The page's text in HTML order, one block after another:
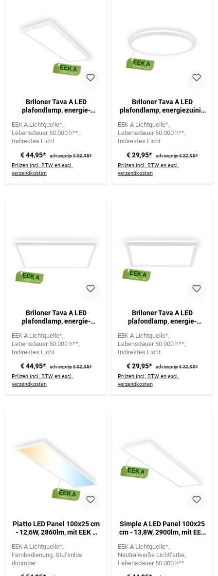
Briloner Tava A LED
plafondlamp, energie-
EEK A Lichtquelle*
Lebensdauer 50.000 h**
Indirektes Licht
€ 44,95* adviesprijs€ 52,95*
Prijzen incl. BTW en excl.
verzendkosten
Briloner Tava A LED
plafondlamp, energiezuinig
wit
EEK A Lichtquelle*
Lebensdauer 50.000 h**
Indirektes Licht
€ 29,95* adviesprijs€ 32,95*
Prijzen incl. BTW en excl.
verzendkosten
Briloner Tava A LED
plafondlamp, energie-
EEK A Lichtquelle*
Lebensdauer 50.000 h**
Indirektes Licht
€ 44,95* adviesprijs€ 52,95*
Prijzen incl. BTW en excl.
verzendkosten
Briloner Tava A LED
plafondlamp, energie-
achtergrondverlichting, wit
EEK A Lichtquelle*
Lebensdauer 50.000 h**
Indirektes Licht
€ 29,95* adviesprijs€ 32,95*
Prijzen incl. BTW en excl.
verzendkosten
Piatto LED Panel 100x25 cm
- 12,6W, 2860lm, mit EEK A
Weiß
EEK A Lichtquelle*
Fernbedienung Stufenlos
dimmbar
Simple A LED Panel 100x25
cm - 13,8W, 2900lm, mit EEK
Weiß
EEK A Lichtquelle*
Neutralweiße Lichtfarbe
Lebensdauer 50.000 h**